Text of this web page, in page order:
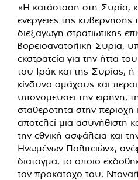
«Η κατάσταση στη Συρία,
ενέργειες της κυβέρνησης
διεξαγωγή στρατιωτικής
βορειοανατολική Συρία,
εκστρατεία για την ήττα
του Ιράκ και της Συρίας, ή
κίνδυνο αμάχους και
υπονομεύσει την ειρήνη,
σταθερότητα στην περιοχή
αποτελεί μια ασυνήθιστη
την εθνική ασφάλεια και
Ηνωμένων Πολιτειών»,
διάταγμα, το οποίο
τον προκάτοχό του,